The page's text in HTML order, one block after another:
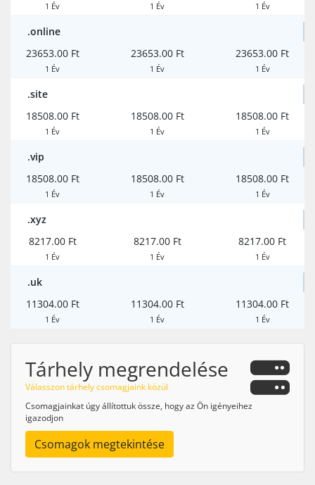
1 Év 1 Év 1 Év
.online
23653.00 Ft
1 Év
23653.00 Ft
1 Év
23653.00 Ft
1 Év
.site
18508.00 Ft
1 Év
18508.00 Ft
1 Év
18508.00 Ft
1 Év
.vip
18508.00 Ft
1 Év
18508.00 Ft
1 Év
18508.00 Ft
1 Év
.xyz
8217.00 Ft
1 Év
8217.00 Ft
1 Év
8217.00 Ft
1 Év
.uk
11304.00 Ft
1 Év
11304.00 Ft
1 Év
11304.00 Ft
1 Év
Tárhely megrendelése
Válasszon tárhely csomagjaink közül
Csomagjainkat úgy állítottuk össze, hogy az Ön igényeihez
igazodjon
Csomagok megtekintése